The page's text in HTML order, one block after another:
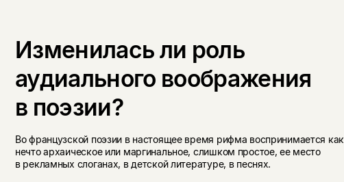
Изменилась ли роль
аудиального воображения
в поэзии?
Во французской поэзии в настоящее время рифма воспринимается как
нечто архаическое или маргинальное, слишком простое, ее место
в рекламных слоганах, в детской литературе, в песнях.